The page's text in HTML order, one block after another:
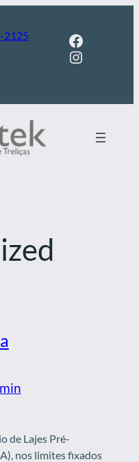
2125
Facebook
Instagram
de Lajes Pré-
nos limites fixados